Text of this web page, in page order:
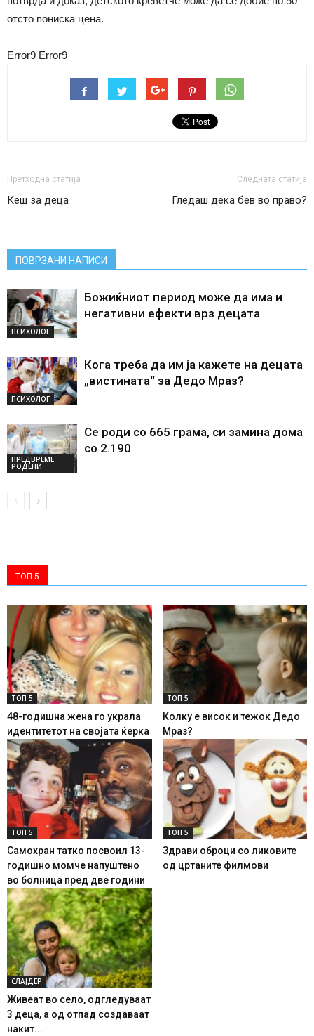
отсто пониска цена.
Error9 Error9
Претходна статија
Кеш за деца
Следната статија
Гледаш дека бев во право?
ПОВРЗАНИ НАПИСИ
ПСИХОЛОГ
Божиќниот период може да има и
негативни ефекти врз децата
ПСИХОЛОГ
Кога треба да им ја кажете на децата
„вистината“ за Дедо Мраз?
ПРЕДВРЕМЕ
РОДЕНИ
Се роди со 665 грама, си замина дома
со 2.190
ТОП 5
ТОП 5
48-годишна жена го украла
идентитетот на својата ќерка
ТОП 5
Колку е висок и тежок Дедо
Мраз?
ТОП 5
Самохран татко посвоил 13-
годишно момче напуштено
во болница пред две години
ТОП 5
Здрави оброци со ликовите
од цртаните филмови
СЛАЈДЕР
Живеат во село, одгледуваат
3 деца, а од отпад создаваат
накит...